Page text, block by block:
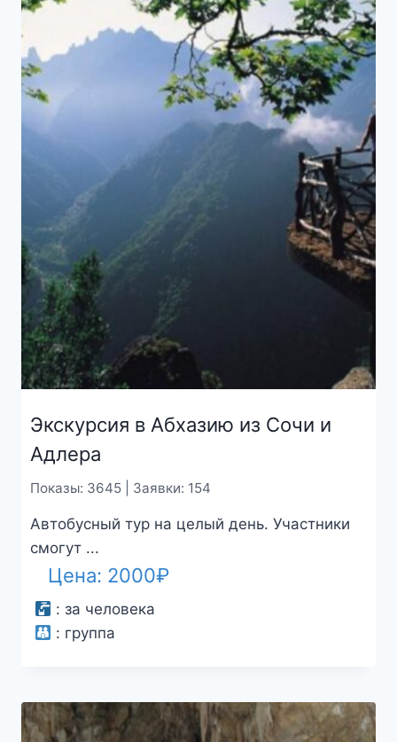
Экскурсия в Абхазию из Сочи и
Адлера
Показы: 3645 | Заявки: 154
Автобусный тур на целый день. Участники
смогут ...
Цена: 2000₽
: за человека
: группа